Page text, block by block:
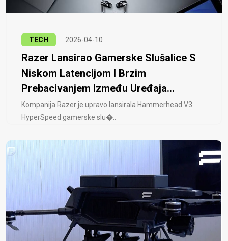
TECH 2026-04-10
Razer Lansirao Gamerske Slušalice S
Niskom Latencijom I Brzim
Prebacivanjem Između Uređaja...
Kompanija Razer je upravo lansirala Hammerhead V3
HyperSpeed ​​gamerske slu�..